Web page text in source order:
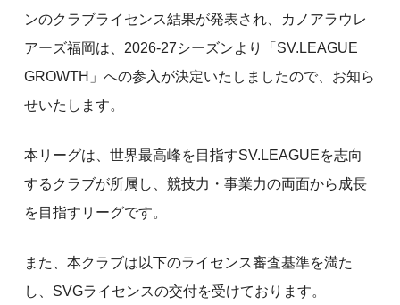
ンのクラブライセンス結果が発表され、カノアラウレ
アーズ福岡は、2026-27シーズンより「SV.LEAGUE
GROWTH」への参入が決定いたしましたので、お知ら
せいたします。
本リーグは、世界最高峰を目指すSV.LEAGUEを志向
するクラブが所属し、競技力・事業力の両面から成長
を目指すリーグです。
また、本クラブは以下のライセンス審査基準を満た
し、SVGライセンスの交付を受けております。